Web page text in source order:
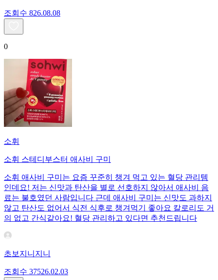
조회수 826.08.08
0
소휘
소휘 스테디부스터 애사비 구미
소휘 애사비 구미는 요즘 꾸준히 챙겨 먹고 있는 혈당 관리템
인데요! 저는 신맛과 탄산을 별로 선호하지 않아서 애사비 음
료는 불호였던 사람입니다 근데 애사비 구미는 신맛도 과하지
않고 탄산도 없어서 식전 식후로 챙겨먹기 좋아요 칼로리도 거
의 없고 간식같아요! 혈당 관리하고 있다면 추천드립니다
초보지니지니
조회수 37526.02.03